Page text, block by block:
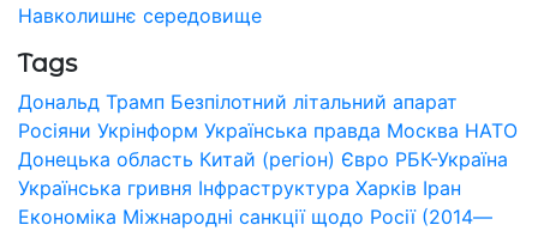
Навколишнє середовище
Tags
Дональд Трамп Безпілотний літальний апарат
Росіяни Укрінформ Українська правда Москва НАТО
Донецька область Китай (регіон) Євро РБК-Україна
Українська гривня Інфраструктура Харків Іран
Економіка Міжнародні санкції щодо Росії (2014—